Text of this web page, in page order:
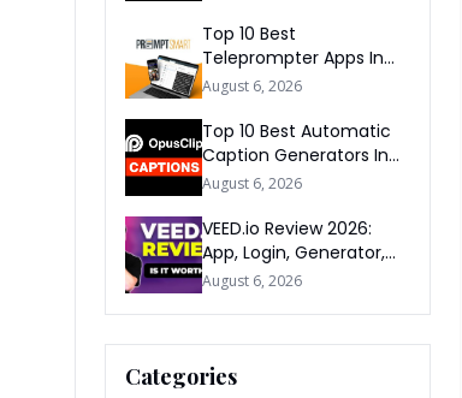
Top 10 Best
Teleprompter Apps In
2026
August 6, 2026
Top 10 Best Automatic
Caption Generators In
The World 2026
August 6, 2026
VEED.io Review 2026:
App, Login, Generator,
Download, AI & FAQs
August 6, 2026
Categories